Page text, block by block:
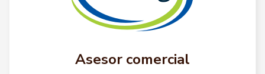
Asesor comercial